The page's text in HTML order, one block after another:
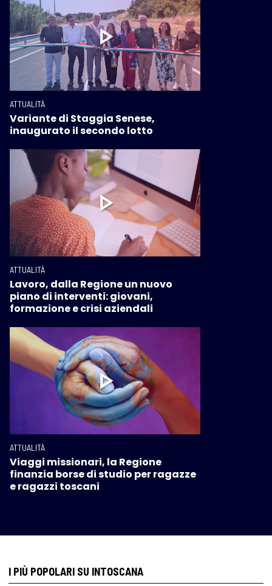
ATTUALITÀ
Variante di Staggia Senese,
inaugurato il secondo lotto
ATTUALITÀ
Lavoro, dalla Regione un nuovo
piano di interventi: giovani,
formazione e crisi aziendali
ATTUALITÀ
Viaggi missionari, la Regione
finanzia borse di studio per ragazze
e ragazzi toscani
I PIÙ POPOLARI SU INTOSCANA